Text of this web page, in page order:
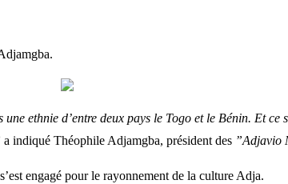
ethnie d’entre deux pays le Togo et le Bénin. Et ce
a indiqué Théophile Adjamgba, président des ”Adjavio
engagé pour le rayonnement de la culture Adja.